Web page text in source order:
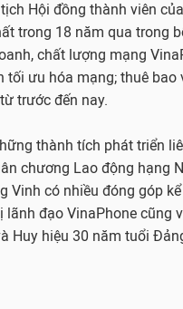
Hội đồng thành viên
trong 18 năm qua trong
chất lượng mạng
tối ưu hóa mạng; thuê
trước đến nay.
thành tích phát triển
chương Lao động hạng
Vinh có nhiều đóng góp
lãnh đạo VinaPhone cũng
Huy hiệu 30 năm tuổi